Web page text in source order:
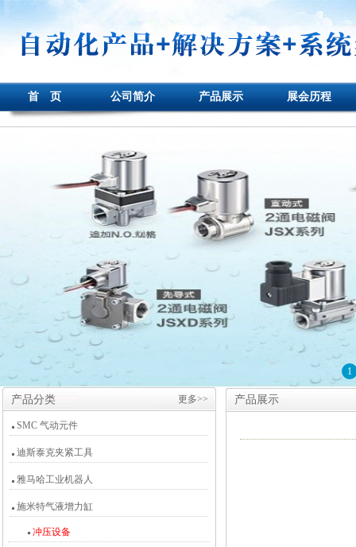
首 页 公司简介 产品展示 展会历程
1
产品分类 更多>>
SMC 气动元件
迪斯泰克夹紧工具
雅马哈工业机器人
施米特气液增力缸
冲压设备
产品展示